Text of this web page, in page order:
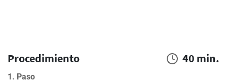
Procedimiento 40 min.
1. Paso